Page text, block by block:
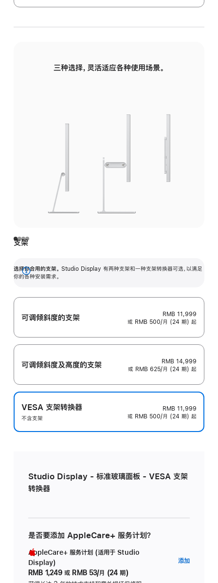
三种选择，灵活适应各种使用场景。
支架
选择你合用的支架。 Studio Display 有两种支架和一种支架转换器可选，以满足
你的各种安装需求。
展
可调倾斜度的支架
RMB 11,999
或 RMB 500/月 (24 期) 起
可调倾斜度及高‍度的支‍架
RMB 14,999
或 RMB 625/月 (24 期) 起
VESA 支架转换器
不含支架
RMB 11,999
或 RMB 500/月 (24 期) 起
Studio Display - 标准玻璃面板 - VESA 支架
转换器
是否要添加 AppleCare+ 服务计划？
AppleCare+ 服务计划 (适用于 Studio
Display)
RMB 1,249 或 RMB 53/月 (24 期)
添加